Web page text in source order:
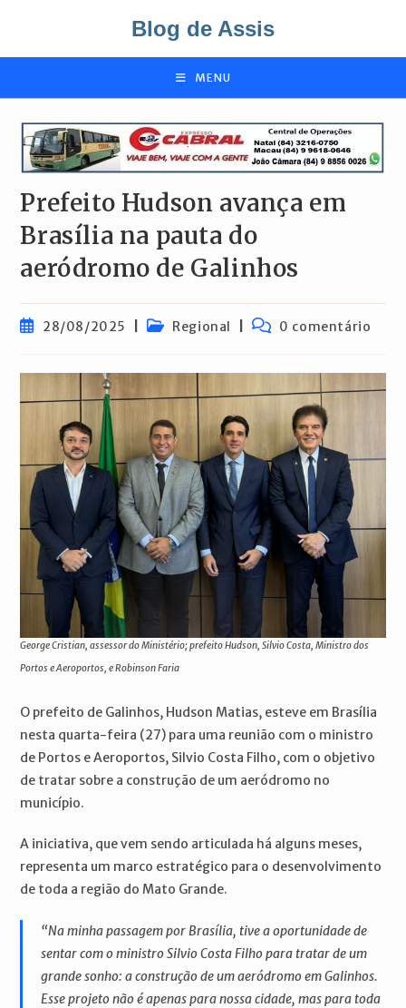
o
Blog de Assis
MENU
Prefeito Hudson avança em
Brasília na pauta do
aeródromo de Galinhos
Post28/08/2025
Categoria
Regional
Comentários
0 comentário
George Cristian, assessor do Ministério; prefeito Hudson, Silvio Costa, Ministro dos
Portos e Aeroportos, e Robinson Faria
O prefeito de Galinhos, Hudson Matias, esteve em Brasília
nesta quarta-feira (27) para uma reunião com o ministro
de Portos e Aeroportos, Silvio Costa Filho, com o objetivo
de tratar sobre a construção de um aeródromo no
município.
A iniciativa, que vem sendo articulada há alguns meses,
representa um marco estratégico para o desenvolvimento
de toda a região do Mato Grande.
“Na minha passagem por Brasília, tive a oportunidade de
sentar com o ministro Silvio Costa Filho para tratar de um
grande sonho: a construção de um aeródromo em Galinhos.
Esse projeto não é apenas para nossa cidade, mas para toda